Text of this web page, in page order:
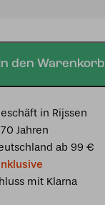
In den Warenkorb
in Rijssen
Jahren
ab 99 €
mit Klarna